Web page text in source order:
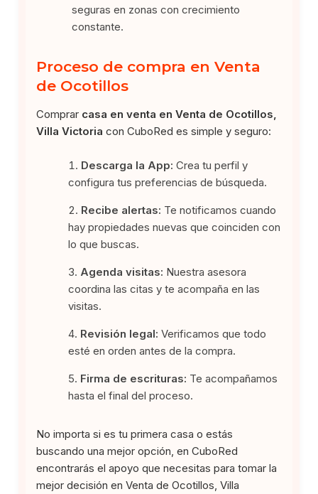
seguras en zonas con crecimiento
constante.
Proceso de compra en Venta
de Ocotillos
Comprar casa en venta en Venta de Ocotillos,
Villa Victoria con CuboRed es simple y seguro:
Descarga la App: Crea tu perfil y
configura tus preferencias de búsqueda.
Recibe alertas: Te notificamos cuando
hay propiedades nuevas que coinciden con
lo que buscas.
Agenda visitas: Nuestra asesora
coordina las citas y te acompaña en las
visitas.
Revisión legal: Verificamos que todo
esté en orden antes de la compra.
Firma de escrituras: Te acompañamos
hasta el final del proceso.
No importa si es tu primera casa o estás
buscando una mejor opción, en CuboRed
encontrarás el apoyo que necesitas para tomar la
mejor decisión en Venta de Ocotillos, Villa